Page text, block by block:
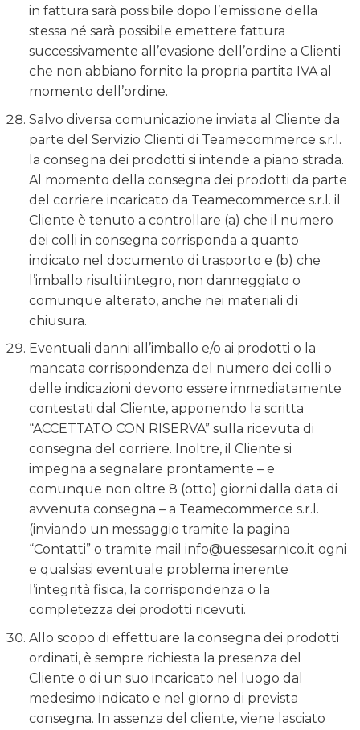
in fattura sarà possibile dopo l’emissione della
stessa né sarà possibile emettere fattura
successivamente all’evasione dell’ordine a Clienti
che non abbiano fornito la propria partita IVA al
momento dell’ordine.
Salvo diversa comunicazione inviata al Cliente da
parte del Servizio Clienti di Teamecommerce s.r.l.
la consegna dei prodotti si intende a piano strada.
Al momento della consegna dei prodotti da parte
del corriere incaricato da Teamecommerce s.r.l. il
Cliente è tenuto a controllare (a) che il numero
dei colli in consegna corrisponda a quanto
indicato nel documento di trasporto e (b) che
l’imballo risulti integro, non danneggiato o
comunque alterato, anche nei materiali di
chiusura.
Eventuali danni all’imballo e/o ai prodotti o la
mancata corrispondenza del numero dei colli o
delle indicazioni devono essere immediatamente
contestati dal Cliente, apponendo la scritta
“ACCETTATO CON RISERVA” sulla ricevuta di
consegna del corriere. Inoltre, il Cliente si
impegna a segnalare prontamente – e
comunque non oltre 8 (otto) giorni dalla data di
avvenuta consegna – a Teamecommerce s.r.l.
(inviando un messaggio tramite la pagina
“Contatti” o tramite mail info@uessesarnico.it ogni
e qualsiasi eventuale problema inerente
l’integrità fisica, la corrispondenza o la
completezza dei prodotti ricevuti.
Allo scopo di effettuare la consegna dei prodotti
ordinati, è sempre richiesta la presenza del
Cliente o di un suo incaricato nel luogo dal
medesimo indicato e nel giorno di prevista
consegna. In assenza del cliente, viene lasciato